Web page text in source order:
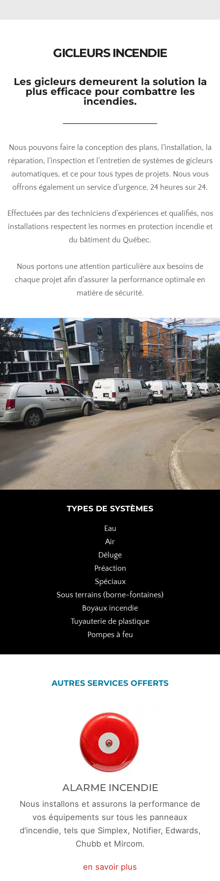
GICLEURS INCENDIE
Les gicleurs demeurent la solution la
plus efficace pour combattre les
incendies.
Nous pouvons faire la conception des plans, l’installation, la
réparation, l’inspection et l’entretien de systèmes de gicleurs
automatiques, et ce pour tous types de projets. Nous vous
offrons également un service d’urgence, 24 heures sur 24.
Effectuées par des techniciens d’expériences et qualifiés, nos
installations respectent les normes en protection incendie et
du bâtiment du Québec.
Nous portons une attention particulière aux besoins de
chaque projet afin d’assurer la performance optimale en
matière de sécurité.
TYPES DE SYSTÈMES
Eau
Air
Déluge
Préaction
Spéciaux
Sous terrains (borne-fontaines)
Boyaux incendie
Tuyauterie de plastique
Pompes à feu
AUTRES SERVICES OFFERTS
ALARME INCENDIE
Nous installons et assurons la performance de
vos équipements sur tous les panneaux
d’incendie, tels que Simplex, Notifier, Edwards,
Chubb et Mircom.
en savoir plus